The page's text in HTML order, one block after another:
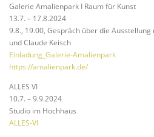
Galerie Amalienpark I Raum für Kunst
13.7. – 17.8.2024
9.8., 19.00, Gespräch über die
und Claude Keisch
Einladung_Galerie-Amalienpark
https://amalienpark.de/
ALLES VI
10.7. – 9.9.2024
Studio im Hochhaus
ALLES-VI